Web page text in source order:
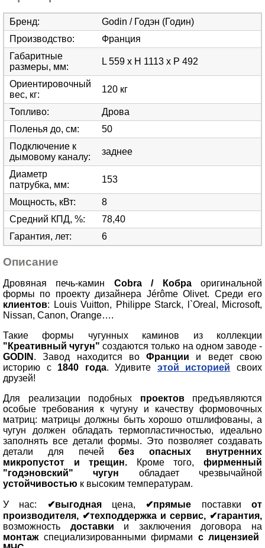
Бренд:
Godin / Годэн (Годин)
Производство:
Франция
Габаритные
размеры, мм:
L 559 x H 1113 x P 492
Ориентировочный
вес, кг:
120 кг
Топливо:
Дрова
Поленья до, см:
50
Подключение к
дымовому каналу:
заднее
Диаметр
патрубка, мм:
153
Мощность, кВт:
8
Средний КПД, %:
78,40
Гарантия, лет: 6
Описание
Дровяная печь-камин Cobra / Кобраоригинальной
формы по проекту дизайнера Jérôme Olivet. Среди его
клиентов: Louis Vuitton, Philippe Starck, l`Oreal, Microsoft,
Nissan, Canon, Orange….
Такие формы чугунных каминов из коллекции
"Креативный чугун" создаются только на одном заводе -
GODIN . Завод находится воФранции и ведет свою
историю с 1840 года. Удивите этой историей своих
друзей!
Для реализации подобных проектовпредъявляются
особые требования к чугуну и качеству формовочных
матриц: матрицы должны быть хорошо отшлифованы, а
чугун должен обладать термопластичностью, идеально
заполнять все детали формы. Это позволяет создавать
детали для печейбез опасных внутренних
микропустот и трещин. Кроме того,фирменный
"годэновский" чугун обладает чрезвычайной
устойчивостью к высоким температурам.
У нас: ✔выгоднаяцена, ✔прямые поставкиот
производителя, ✔техподдержка и сервис, ✔гарантия,
возможность доставки и заключения договора на
монтажспециализированными фирмами с лицензией